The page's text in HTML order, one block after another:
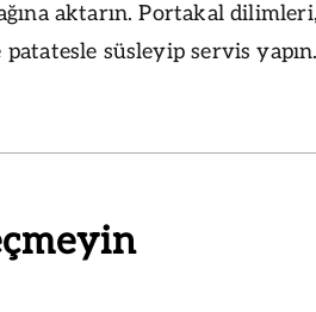
aktarın. Portakal
süsleyip servis yapın.